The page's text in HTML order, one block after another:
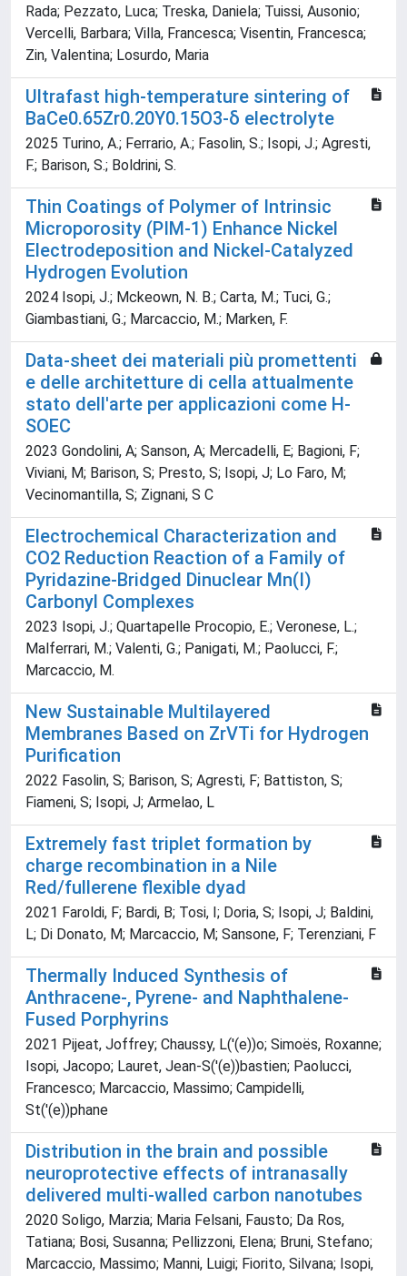
Rada; Pezzato, Luca; Treska, Daniela; Tuissi, Ausonio;
Vercelli, Barbara; Villa, Francesca; Visentin, Francesca;
Zin, Valentina; Losurdo, Maria
Ultrafast high-temperature sintering of
BaCe0.65Zr0.20Y0.15O3-δ electrolyte
2025 Turino, A.; Ferrario, A.; Fasolin, S.; Isopi, J.; Agresti,
F.; Barison, S.; Boldrini, S.
Thin Coatings of Polymer of Intrinsic
Microporosity (PIM-1) Enhance Nickel
Electrodeposition and Nickel-Catalyzed
Hydrogen Evolution
2024 Isopi, J.; Mckeown, N. B.; Carta, M.; Tuci, G.;
Giambastiani, G.; Marcaccio, M.; Marken, F.
Data-sheet dei materiali più promettenti
e delle architetture di cella attualmente
stato dell'arte per applicazioni come H-
SOEC
2023 Gondolini, A; Sanson, A; Mercadelli, E; Bagioni, F;
Viviani, M; Barison, S; Presto, S; Isopi, J; Lo Faro, M;
Vecinomantilla, S; Zignani, S C
Electrochemical Characterization and
CO2 Reduction Reaction of a Family of
Pyridazine-Bridged Dinuclear Mn(I)
Carbonyl Complexes
2023 Isopi, J.; Quartapelle Procopio, E.; Veronese, L.;
Malferrari, M.; Valenti, G.; Panigati, M.; Paolucci, F.;
Marcaccio, M.
New Sustainable Multilayered
Membranes Based on ZrVTi for Hydrogen
Purification
2022 Fasolin, S; Barison, S; Agresti, F; Battiston, S;
Fiameni, S; Isopi, J; Armelao, L
Extremely fast triplet formation by
charge recombination in a Nile
Red/fullerene flexible dyad
2021 Faroldi, F; Bardi, B; Tosi, I; Doria, S; Isopi, J; Baldini,
L; Di Donato, M; Marcaccio, M; Sansone, F; Terenziani, F
Thermally Induced Synthesis of
Anthracene-, Pyrene- and Naphthalene-
Fused Porphyrins
2021 Pijeat, Joffrey; Chaussy, L('(e))o; Simoës, Roxanne;
Isopi, Jacopo; Lauret, Jean-S('(e))bastien; Paolucci,
Francesco; Marcaccio, Massimo; Campidelli,
St('(e))phane
Distribution in the brain and possible
neuroprotective effects of intranasally
delivered multi-walled carbon nanotubes
2020 Soligo, Marzia; Maria Felsani, Fausto; Da Ros,
Tatiana; Bosi, Susanna; Pellizzoni, Elena; Bruni, Stefano;
Marcaccio, Massimo; Manni, Luigi; Fiorito, Silvana; Isopi,